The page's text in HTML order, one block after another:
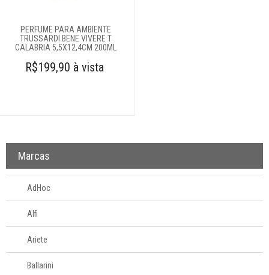
61
996588122
PERFUME PARA AMBIENTE
TRUSSARDI BENE VIVERE T
CALABRIA 5,5X12,4CM 200ML
R$199,90 à vista
Marcas
AdHoc
Alfi
Ariete
Ballarini